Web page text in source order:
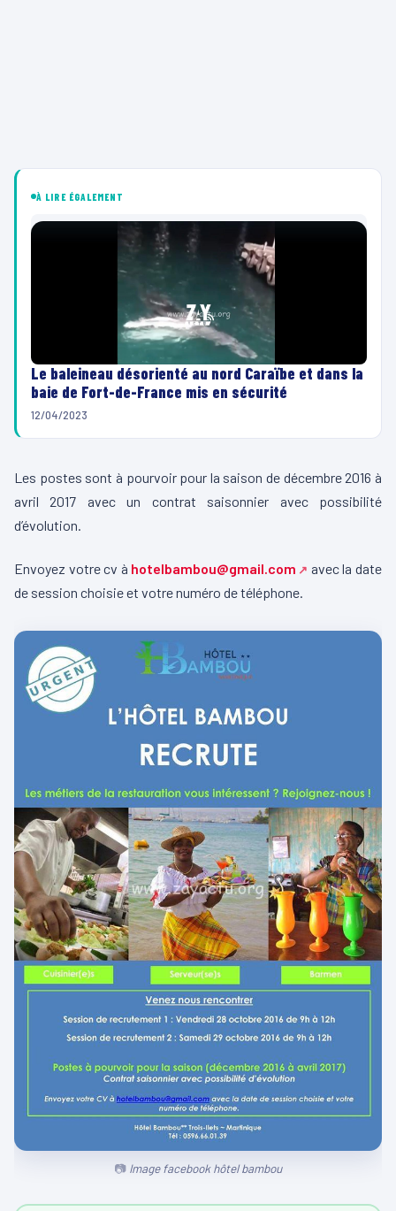
À LIRE ÉGALEMENT
Le baleineau désorienté au nord Caraïbe et dans la
baie de Fort-de-France mis en sécurité
12/04/2023
Les postes sont à pourvoir pour la saison de décembre 2016 à
avril 2017 avec un contrat saisonnier avec possibilité
d’évolution.
Envoyez votre cv à hotelbambou@gmail.com
avec la date
de session choisie et votre numéro de téléphone.
Image facebook hôtel bambou